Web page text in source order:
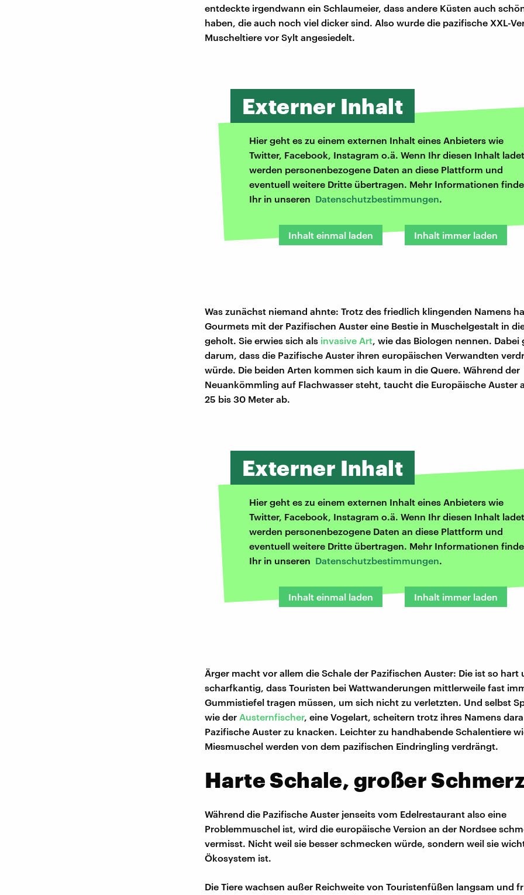
entdeckte irgendwann ein Schlaumeier, dass andere Küsten auch
haben, die auch noch viel dicker sind. Also wurde die pazifische XXL-
Muscheltiere vor Sylt angesiedelt.
Externer Inhalt
Hier geht es zu einem externen Inhalt eines Anbieters wie
Twitter, Facebook, Instagram o.ä. Wenn Ihr diesen Inhalt
werden personenbezogene Daten an diese Plattform und
eventuell weitere Dritte übertragen. Mehr Informationen
Ihr in unseren Datenschutzbestimmungen.
Inhalt einmal laden Inhalt immer laden
Was zunächst niemand ahnte: Trotz des friedlich klingenden Namens
Gourmets mit der Pazifischen Auster eine Bestie in Muschelgestalt in
geholt. Sie erwies sich als invasive Art, wie das Biologen nennen. Dabei
darum, dass die Pazifische Auster ihren europäischen Verwandten
würde. Die beiden Arten kommen sich kaum in die Quere. Während der
Neuankömmling auf Flachwasser steht, taucht die Europäische Auster
25 bis 30 Meter ab.
Externer Inhalt
Hier geht es zu einem externen Inhalt eines Anbieters wie
Twitter, Facebook, Instagram o.ä. Wenn Ihr diesen Inhalt
werden personenbezogene Daten an diese Plattform und
eventuell weitere Dritte übertragen. Mehr Informationen
Ihr in unseren Datenschutzbestimmungen.
Inhalt einmal laden Inhalt immer laden
Ärger macht vor allem die Schale der Pazifischen Auster: Die ist so hart
scharfkantig, dass Touristen bei Wattwanderungen mittlerweile fast
Gummistiefel tragen müssen, um sich nicht zu verletzten. Und selbst
wie der Austernfischer, eine Vogelart, scheitern trotz ihres Namens
Pazifische Auster zu knacken. Leichter zu handhabende Schalentiere
Miesmuschel werden von dem pazifischen Eindringling verdrängt.
Harte Schale, großer
Während die Pazifische Auster jenseits vom Edelrestaurant also eine
Problemmuschel ist, wird die europäische Version an der Nordsee
vermisst. Nicht weil sie besser schmecken würde, sondern weil sie
Ökosystem ist.
Die Tiere wachsen außer Reichweite von Touristenfüßen langsam und